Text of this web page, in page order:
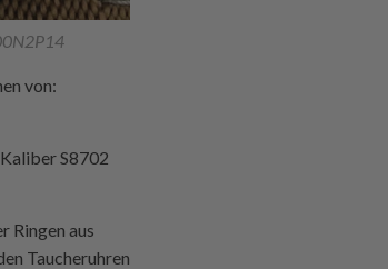
von:
S8702
Ringen aus
Taucheruhren